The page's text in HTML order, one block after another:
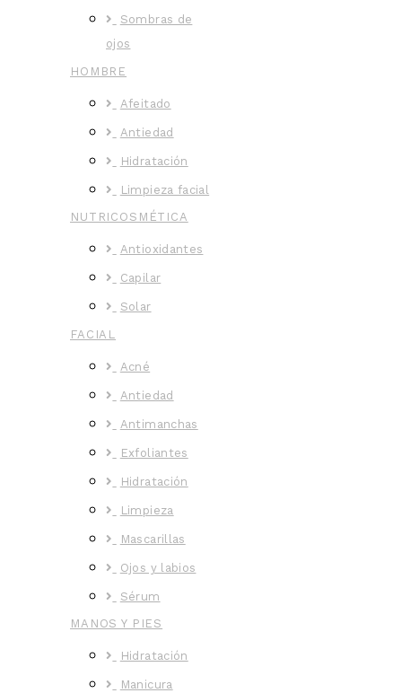
Sombras de
ojos
HOMBRE
Afeitado
Antiedad
Hidratación
Limpieza facial
NUTRICOSMÉTICA
Antioxidantes
Capilar
Solar
FACIAL
Acné
Antiedad
Antimanchas
Exfoliantes
Hidratación
Limpieza
Mascarillas
Ojos y labios
Sérum
MANOS Y PIES
Hidratación
Manicura